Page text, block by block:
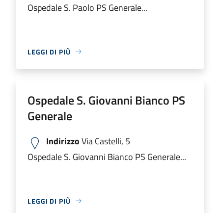
Ospedale S. Paolo PS Generale...
LEGGI DI PIÙ
Ospedale S. Giovanni Bianco PS
Generale
IndirizzoVia Castelli, 5
Ospedale S. Giovanni Bianco PS Generale...
LEGGI DI PIÙ